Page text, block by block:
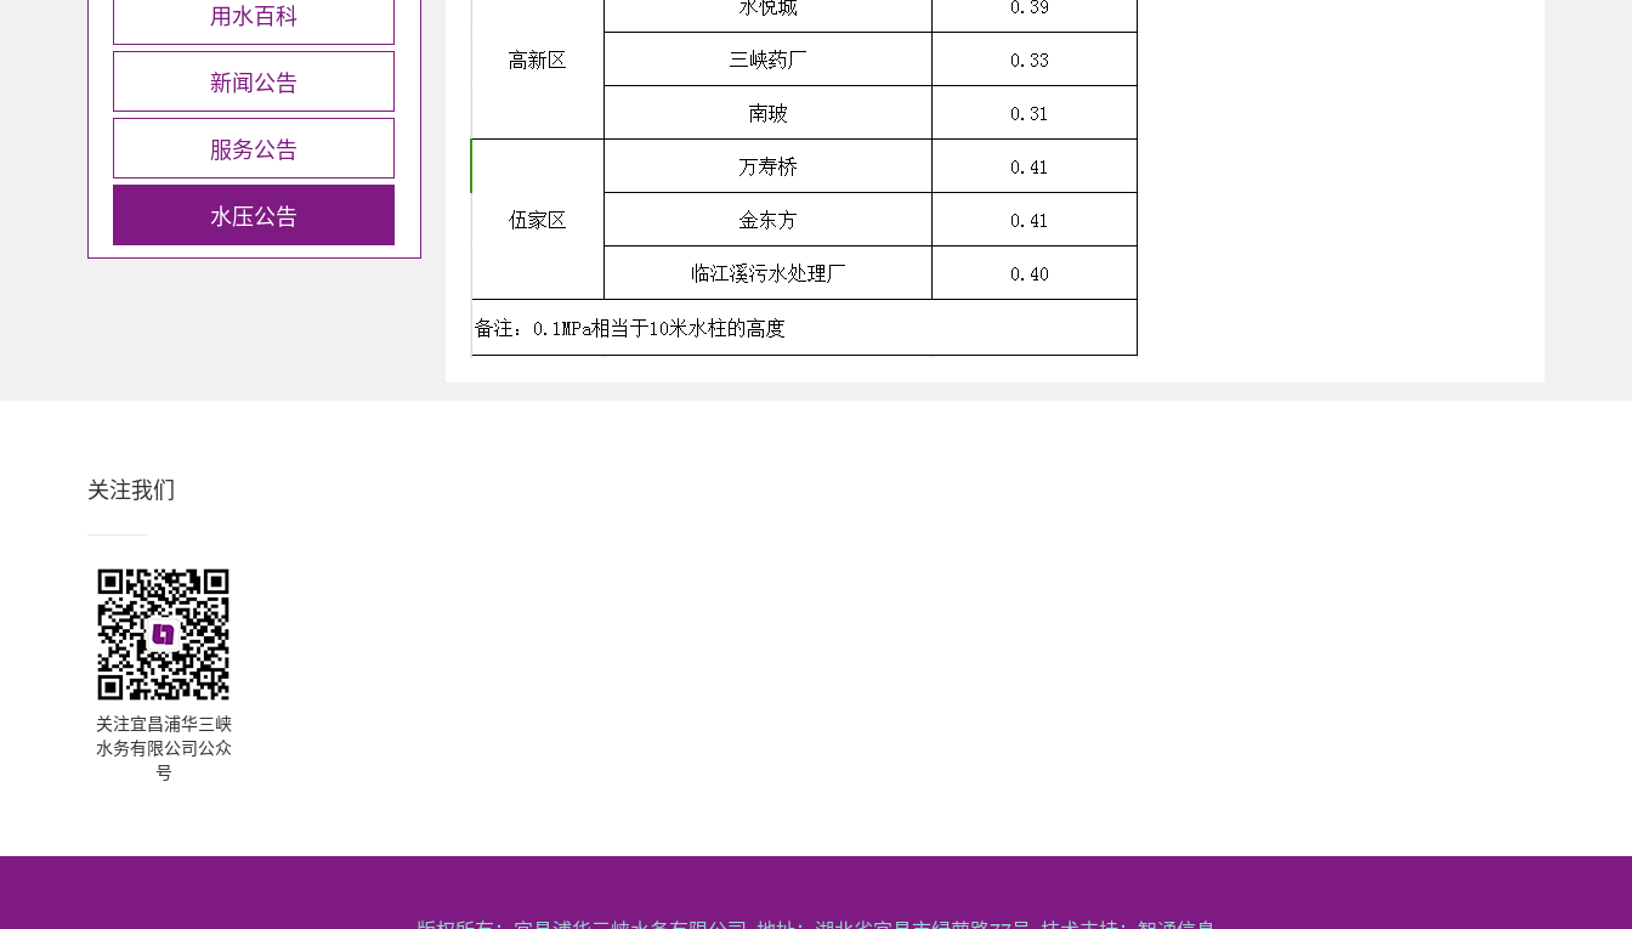
用水百科
新闻公告
服务公告
水压公告
关注我们
关注宜昌浦华三峡
水务有限公司公众
号